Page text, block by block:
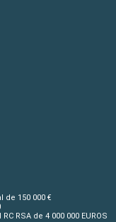
150 000 €
RSA de 4 000 000 EUROS